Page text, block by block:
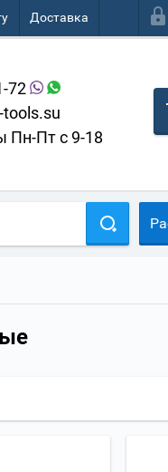
Доставка
72
tools.su
Пн-Пт с 9-18